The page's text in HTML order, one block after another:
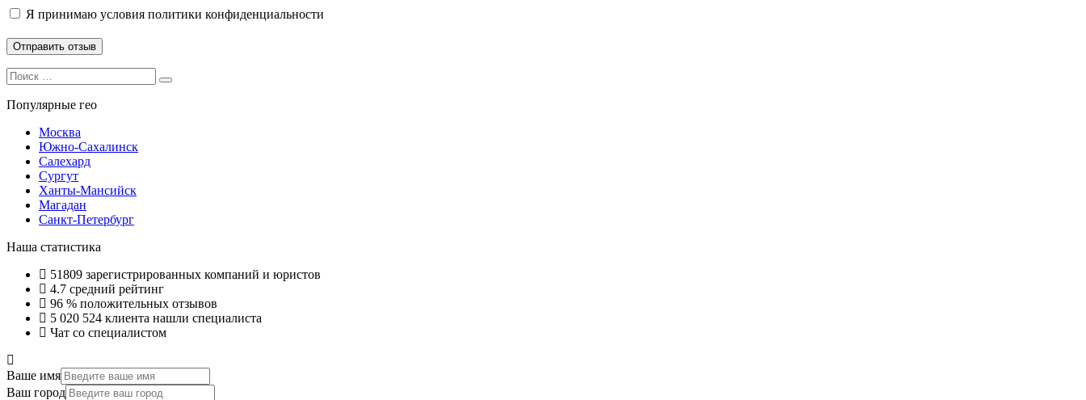
Я принимаю условия политики конфиденциальности
Search
for:
Search
Популярные гео
Москва
Южно-Сахалинск
Салехард
Сургут
Ханты-Мансийск
Магадан
Санкт-Петербург
Наша статистика
51809 зарегистрированных компаний и юристов
4.7 средний рейтинг
96 % положительных отзывов
5 020 524 клиента нашли специалиста
Чат со специалистом
Ваше имя
Ваш город